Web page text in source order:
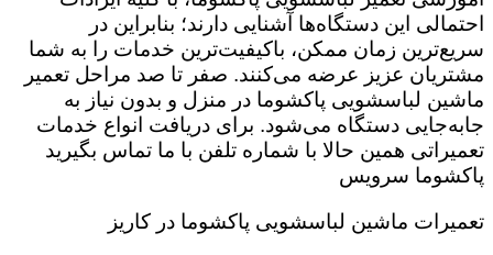
احتمالی این دستگاه‌ها آشنایی دارند؛ بنابراین در
سریع‌ترین زمان ممکن، باکیفیت‌ترین خدمات را به شما
مشتریان عزیز عرضه می‌کنند. صفر تا صد مراحل تعمیر
ماشین لباسشویی پاکشوما در منزل و بدون نیاز به
جابه‌جایی دستگاه می‌شود. برای دریافت انواع خدمات
تعمیراتی همین حالا با شماره تلفن با ما تماس بگیرید
پاکشوما سرویس
تعمیرات ماشین لباسشویی پاکشوما در کاریز